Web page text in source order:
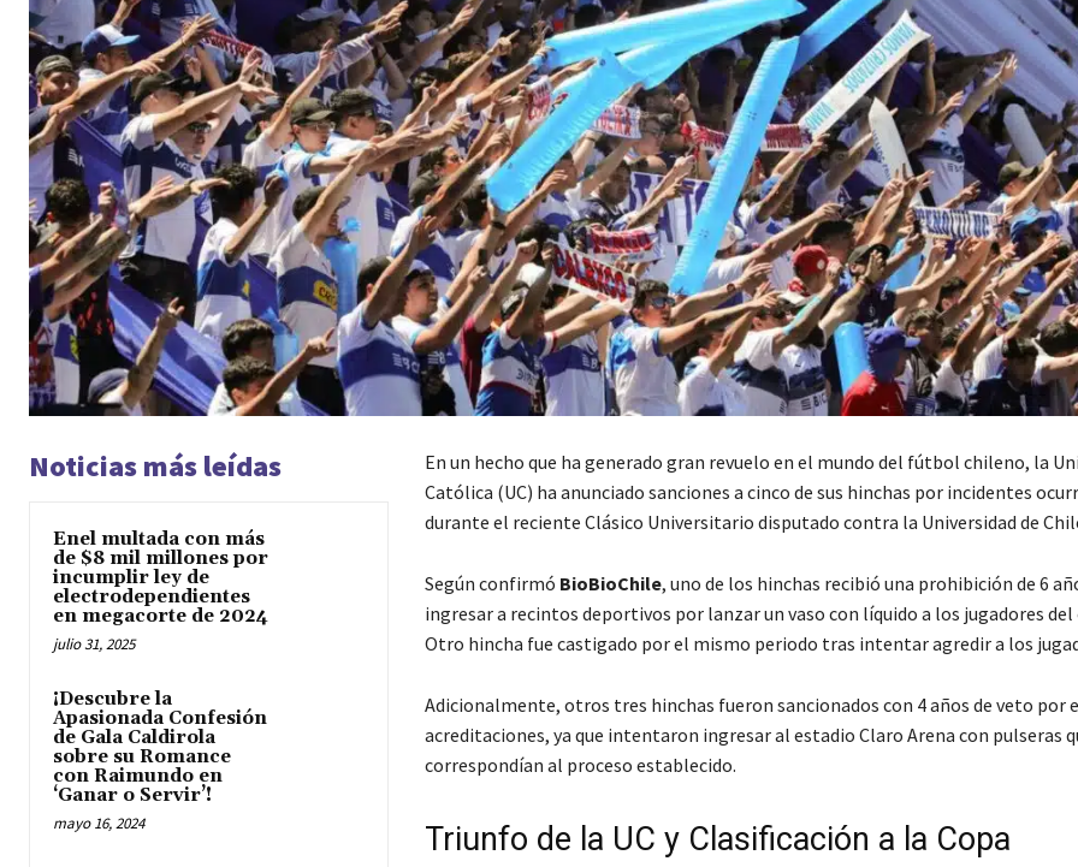
Noticias más leídas
Enel multada con más
de $8 mil millones por
incumplir ley de
electrodependientes
en megacorte de 2024
julio 31, 2025
¡Descubre la
Apasionada Confesión
de Gala Caldirola
sobre su Romance
con Raimundo en
‘Ganar o Servir’!
mayo 16, 2024
En un hecho que ha generado gran revuelo en el mundo del fútbol chileno, la
Católica (UC) ha anunciado sanciones a cinco de sus hinchas por incidentes
durante el reciente Clásico Universitario disputado contra la Universidad de
Según confirmó BioBioChile, uno de los hinchas recibió una prohibición de 6
ingresar a recintos deportivos por lanzar un vaso con líquido a los jugadores del
Otro hincha fue castigado por el mismo periodo tras intentar agredir a los
Adicionalmente, otros tres hinchas fueron sancionados con 4 años de veto por
acreditaciones, ya que intentaron ingresar al estadio Claro Arena con pulseras
correspondían al proceso establecido.
Triunfo de la UC y Clasificación a la Copa